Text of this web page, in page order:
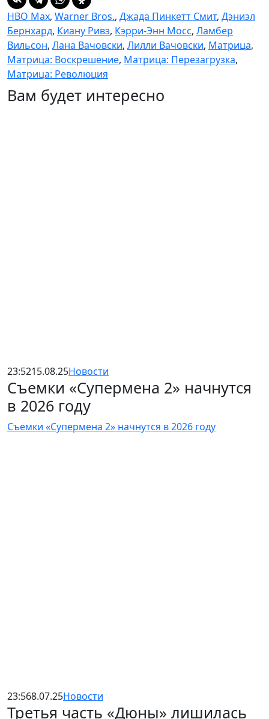
HBO Max, Warner Bros., Джада Пинкетт Смит, Дэниэл
Бернхард, Киану Ривз, Кэрри-Энн Мосс, Ламбер
Вильсон, Лана Вачовски, Лилли Вачовски, Матрица,
Матрица: Воскрешение, Матрица: Перезагрузка,
Матрица: Революция
Вам будет интересно
23:5215.08.25Новости
Съемки «Супермена 2» начнутся
в 2026 году
Съемки «Супермена 2» начнутся в 2026 году
23:568.07.25Новости
Третья часть «Дюны» лишилась